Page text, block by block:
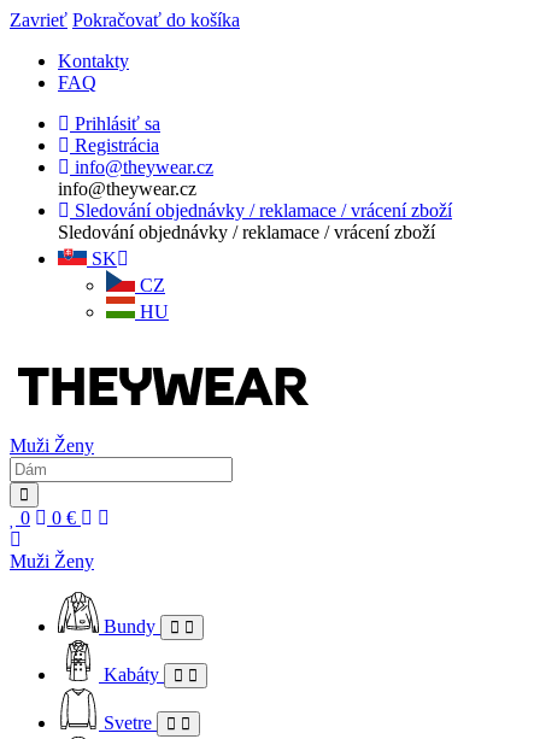
Zavrieť Pokračovať do košíka
Kontakty
FAQ
Prihlásiť sa
Registrácia
info@theywear.cz
info@theywear.cz
Sledování objednávky / reklamace / vrácení zboží
Sledování objednávky / reklamace / vrácení zboží
SK
CZ
HU
Muži Ženy
0 0 €
Muži Ženy
Bundy
Kabáty
Svetre